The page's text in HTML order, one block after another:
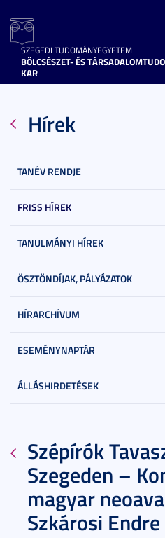
SZEGEDI TUDOMÁNYEGYETEM
BÖLCSÉSZET- ÉS
KAR
Hírek
TANÉV RENDJE
FRISS HÍREK
TANULMÁNYI HÍREK
ÖSZTÖNDÍJAK, PÁLYÁZATOK
HÍRARCHÍVUM
ESEMÉNYNAPTÁR
ÁLLÁSHIRDETÉSEK
Szépírók
Szegeden –
magyar
Szkárosi